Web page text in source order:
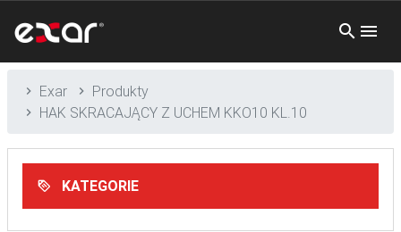
Exar
Produkty
HAK SKRACAJĄCY Z UCHEM KKO10 KL.10
KATEGORIE